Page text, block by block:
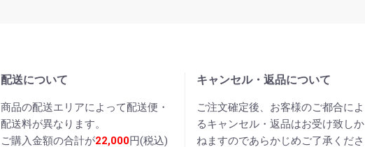
配送について
商品の配送エリアによって配送便・
配送料が異なります。
ご購入金額の合計が22,000円(税込)
キャンセル・返品について
ご注文確定後、お客様のご都合によ
るキャンセル・返品はお受け致しか
ねますのであらかじめご了承くださ